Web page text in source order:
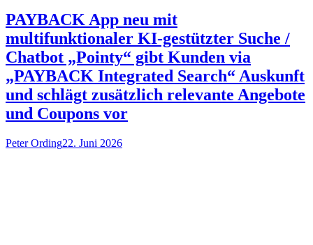
PAYBACK App neu mit
multifunktionaler KI-gestützter Suche /
Chatbot „Pointy“ gibt Kunden via
„PAYBACK Integrated Search“ Auskunft
und schlägt zusätzlich relevante Angebote
und Coupons vor
Peter Ording22. Juni 2026